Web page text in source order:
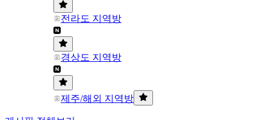
전라도 지역방
경상도 지역방
제주/해외 지역방